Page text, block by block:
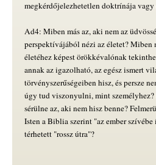
megkérdőjelezhetetlen doktrínája vagy
Ad4: Miben más az, aki nem az
perspektívájából nézi az életet? Miben
életéhez képest örökkévalónak
annak az igazolható, az egész ismert
törvényszerűségeiben hisz, és persze
úgy tud viszonyulni, mint
sérülne az, aki nem hisz benne?
Isten a Biblia szerint "az ember
térhetett "rossz útra"?